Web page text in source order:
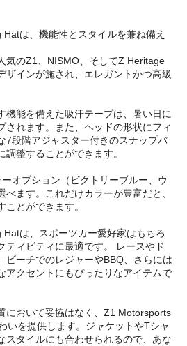
は、機能性とスタイルを兼ね備え
気のZ1、NISMO、そしてZ Heritage
ザインが施され、エレガントかつ高級
機能を備えた吸汗テープは、暑い日に
されます。また、ヘッドの形状にフィ
7段階アジャスター付きのスナップバ
整することができます。
オプション（ビクトリーブルー、ウ
べます。これだけカラーが豊富だと、
とができます。
は、スポーツカー愛好家はもちろ
ティビティに最適です。 レースやド
ビーチでのレジャーやBBQ、さらには
アクセントにもぴったりなアイテムで
において妥協はなく、Z1 Motorsports
いを提供します。ジャケットやTシャ
スタイルにも合わせられるので、あな